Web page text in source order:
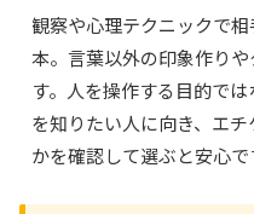
観察や心理テクニックで
本。言葉以外の印象作り
す。人を操作する目的で
を知りたい人に向き、エ
かを確認して選ぶと安心で